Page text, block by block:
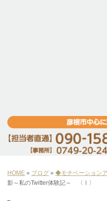
HOME » ブログ » ◆モチベーション
影～私のTwitter体験記～ 〈Ⅰ〉